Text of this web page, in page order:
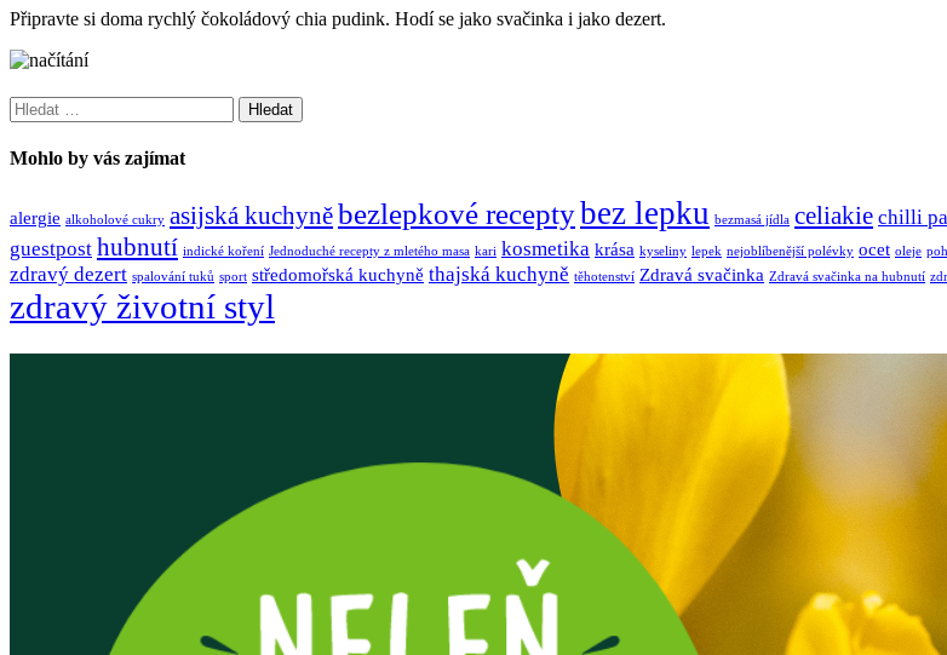
Připravte si doma rychlý čokoládový chia pudink. Hodí se jako svačinka i jako dezert.
Vyhledávání
Mohlo by vás zajímat
alergie alkoholové cukry asijská kuchyněbezlepkové receptybez lepku bezmasá jídla celiakie chilli
guestpost hubnutí indické koření Jednoduché recepty z mletého masa kari kosmetika krása kyseliny lepek nejoblíbenější polévky ocet oleje
zdravý dezert spalování tuků sport středomořská kuchyně thajská kuchyně těhotenství Zdravá svačinka Zdravá svačinka na hubnutí
zdravý životní styl